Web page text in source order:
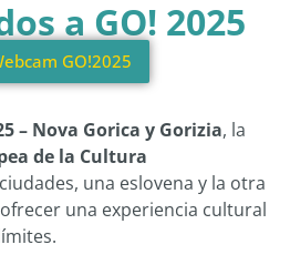
a GO! 2025
GO!2025
– Nova Gorica y Gorizia, la
de la Cultura
una eslovena y la otra
una experiencia cultural